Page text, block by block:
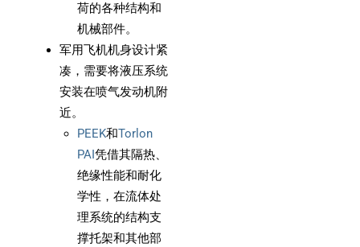
荷的各种结构和
机械部件。
军用飞机机身设计紧
凑，需要将液压系统
安装在喷气发动机附
近。
PEEK和Torlon
PAI凭借其隔热、
绝缘性能和耐化
学性，在流体处
理系统的结构支
撑托架和其他部